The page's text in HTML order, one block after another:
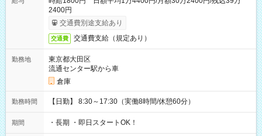
2400円
交通費別途支給あり
交通費 交通費支給（規定あり）
勤務地
東京都大田区
流通センター駅から車
倉庫
勤務時間 【日勤】 8:30～17:30（実働8時間/休憩60分）
期間 ・長期 ・即日スタートOK！